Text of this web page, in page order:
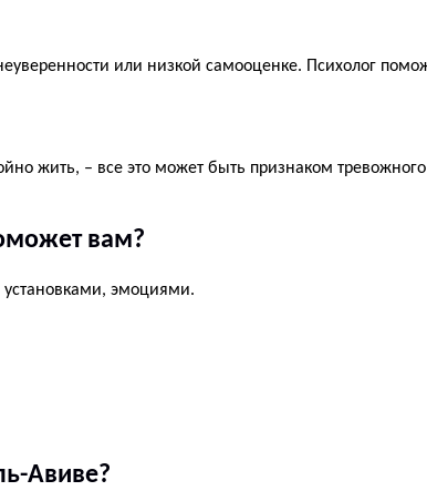
или низкой самооценке. Психолог
жить, – все это может быть признаком тревожного
вам?
эмоциями.
Авиве?